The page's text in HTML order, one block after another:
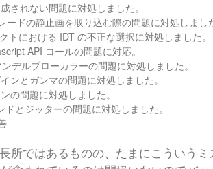
されない問題に対処しました。
ドの静止画を取り込む際の問題に対処しまし
トにおける IDT の不正な選択に対処しました。
API コールの問題に対応。
デルブローカラーの問題に対処しました。
ンとガンマの問題に対処しました。
の問題に対処しました。
とジッターの問題に対処しました。
所ではあるものの、たまにこういう